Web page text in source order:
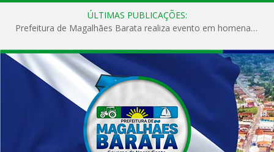
ÚLTIMAS PUBLICAÇÕES:
Prefeitura de Magalhães Barata realiza evento em homenagem ao Dia Internacional da Mulher